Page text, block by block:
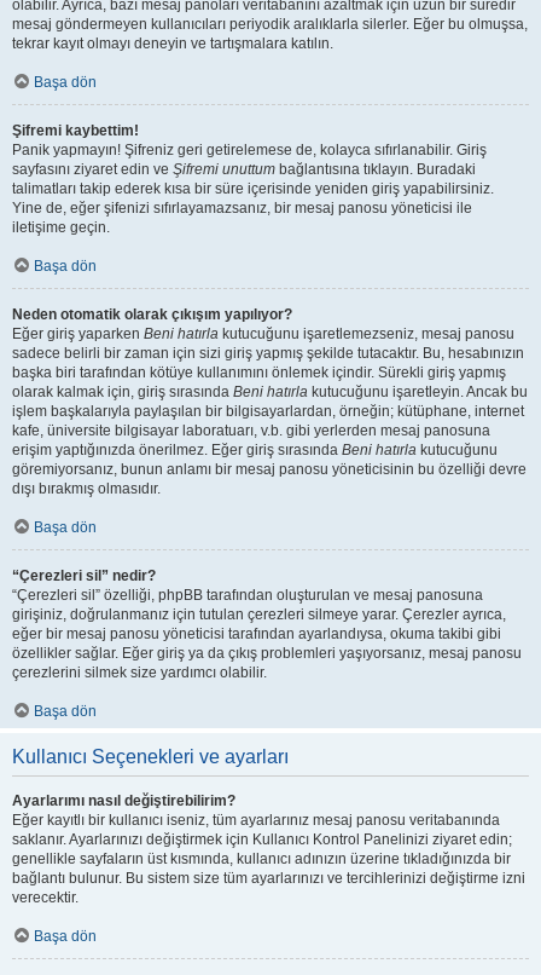
olabilir. Ayrıca, bazı mesaj panoları veritabanını azaltmak için uzun bir süredir
mesaj göndermeyen kullanıcıları periyodik aralıklarla silerler. Eğer bu olmuşsa,
tekrar kayıt olmayı deneyin ve tartışmalara katılın.
Başa dön
Şifremi kaybettim!
Panik yapmayın! Şifreniz geri getirelemese de, kolayca sıfırlanabilir. Giriş
sayfasını ziyaret edin ve Şifremi unuttum bağlantısına tıklayın. Buradaki
talimatları takip ederek kısa bir süre içerisinde yeniden giriş yapabilirsiniz.
Yine de, eğer şifenizi sıfırlayamazsanız, bir mesaj panosu yöneticisi ile
iletişime geçin.
Başa dön
Neden otomatik olarak çıkışım yapılıyor?
Eğer giriş yaparken Beni hatırla kutucuğunu işaretlemezseniz, mesaj panosu
sadece belirli bir zaman için sizi giriş yapmış şekilde tutacaktır. Bu, hesabınızın
başka biri tarafından kötüye kullanımını önlemek içindir. Sürekli giriş yapmış
olarak kalmak için, giriş sırasında Beni hatırla kutucuğunu işaretleyin. Ancak bu
işlem başkalarıyla paylaşılan bir bilgisayarlardan, örneğin; kütüphane, internet
kafe, üniversite bilgisayar laboratuarı, v.b. gibi yerlerden mesaj panosuna
erişim yaptığınızda önerilmez. Eğer giriş sırasında Beni hatırla kutucuğunu
göremiyorsanız, bunun anlamı bir mesaj panosu yöneticisinin bu özelliği devre
dışı bırakmış olmasıdır.
Başa dön
“Çerezleri sil” nedir?
“Çerezleri sil” özelliği, phpBB tarafından oluşturulan ve mesaj panosuna
girişiniz, doğrulanmanız için tutulan çerezleri silmeye yarar. Çerezler ayrıca,
eğer bir mesaj panosu yöneticisi tarafından ayarlandıysa, okuma takibi gibi
özellikler sağlar. Eğer giriş ya da çıkış problemleri yaşıyorsanız, mesaj panosu
çerezlerini silmek size yardımcı olabilir.
Başa dön
Kullanıcı Seçenekleri ve ayarları
Ayarlarımı nasıl değiştirebilirim?
Eğer kayıtlı bir kullanıcı iseniz, tüm ayarlarınız mesaj panosu veritabanında
saklanır. Ayarlarınızı değiştirmek için Kullanıcı Kontrol Panelinizi ziyaret edin;
genellikle sayfaların üst kısmında, kullanıcı adınızın üzerine tıkladığınızda bir
bağlantı bulunur. Bu sistem size tüm ayarlarınızı ve tercihlerinizi değiştirme izni
verecektir.
Başa dön